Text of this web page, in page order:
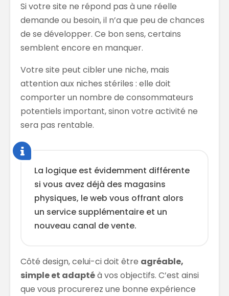
Si votre site ne répond pas à une réelle
demande ou besoin, il n’a que peu de chances
de se développer. Ce bon sens, certains
semblent encore en manquer.
Votre site peut cibler une niche, mais
attention aux niches stériles : elle doit
comporter un nombre de consommateurs
potentiels important, sinon votre activité ne
sera pas rentable.
La logique est évidemment différente
si vous avez déjà des magasins
physiques, le web vous offrant alors
un service supplémentaire et un
nouveau canal de vente.
Côté design, celui-ci doit être agréable,
simple et adaptéà vos objectifs. C’est ainsi
que vous procurerez une bonne expérience